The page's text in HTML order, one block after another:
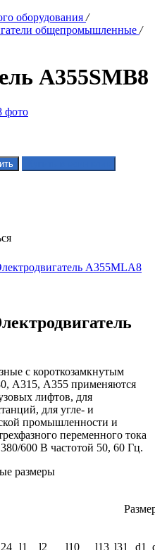
оборудования /
общепромышленные /
А355SМВ8
А355МLА8
с короткозамкнутым
А315, А355 применяются
лифтов, для
для угле- и
промышленности и
переменного тока
600 В частотой 50, 60 Гц.
размеры
l1 l2 l10 l13 l31 d1